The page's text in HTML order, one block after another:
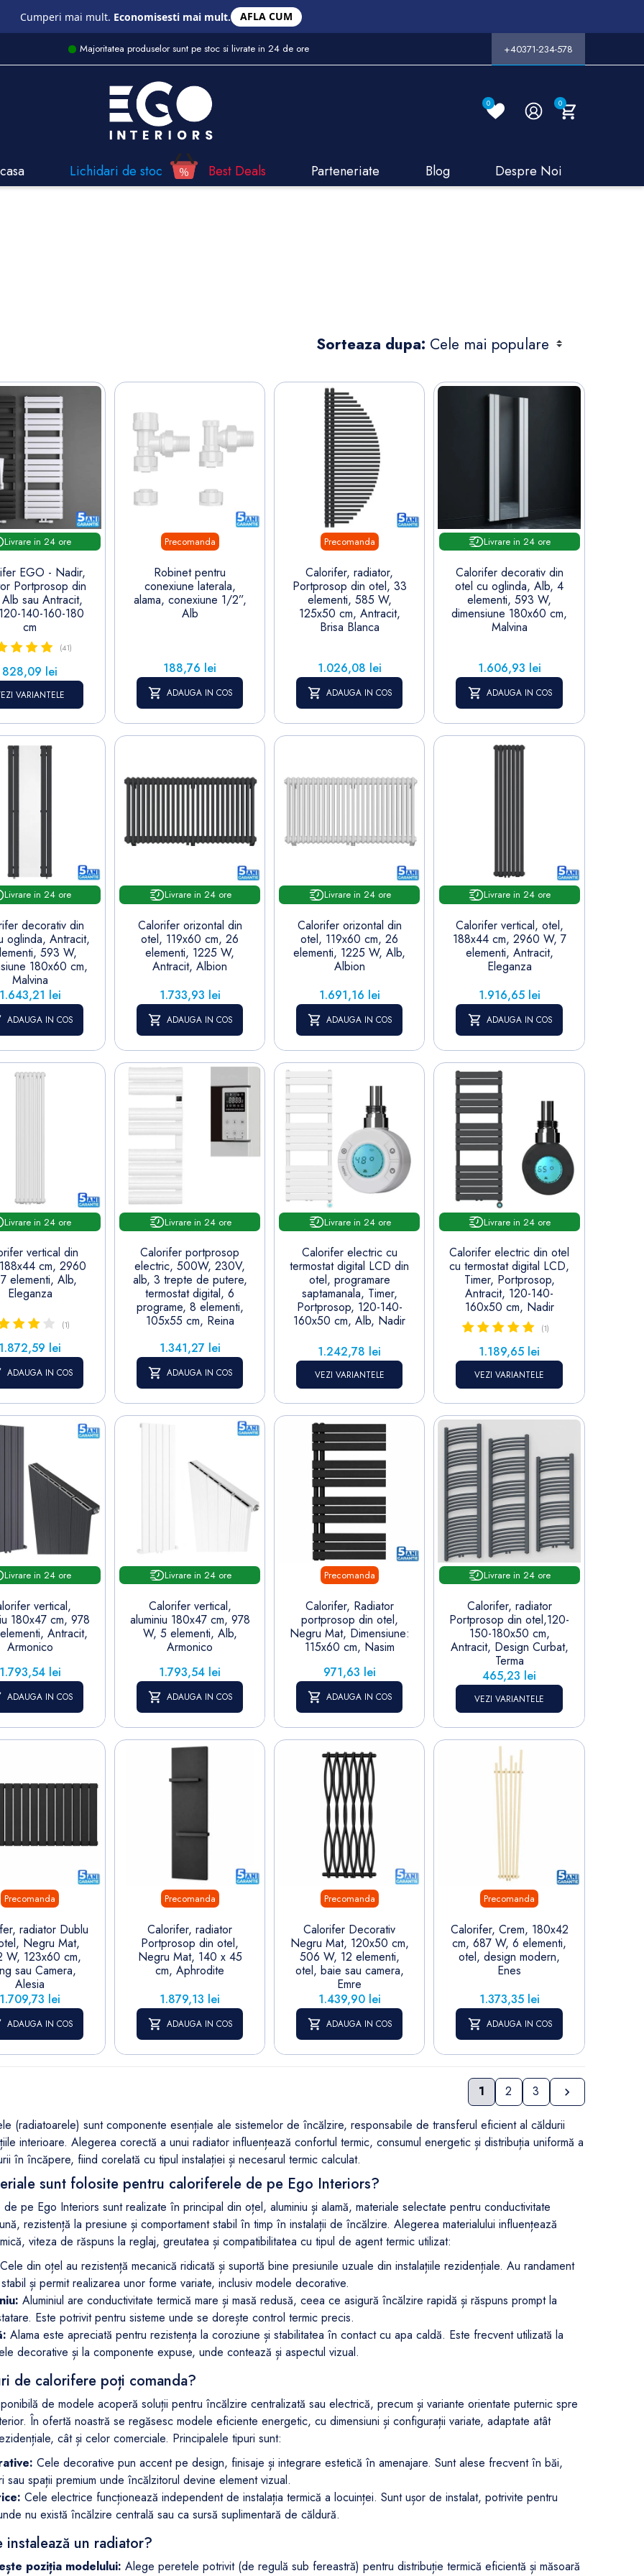
Cumperi mai mult. Economisesti mai mult. AFLA CUM
Majoritatea produselor sunt pe stoc si livrate in 24 de ore +40371-234-578
0 0
Lichidari de stoc Best Deals Parteneriate Blog Despre Noi
Sorteaza dupa:
Livrare in 24 ore
EGO - Nadir,
Portprosop din
sau Antracit,
140-160-180
cm
(41)
Pret
828,09 lei
VARIANTELE
Precomanda
Robinet pentru
conexiune laterala,
alama, conexiune 1/2”,
Alb
Pret
188,76 lei
ADAUGA IN COS
Precomanda
Calorifer, radiator,
Portprosop din otel, 33
elementi, 585 W,
125x50 cm, Antracit,
Brisa Blanca
Pret
1.026,08 lei
ADAUGA IN COS
Livrare in 24 ore
Calorifer decorativ din
otel cu oglinda, Alb, 4
elementi, 593 W,
dimensiune 180x60 cm,
Malvina
Pret
1.606,93 lei
ADAUGA IN COS
Livrare in 24 ore
decorativ din
oglinda, Antracit,
593 W,
180x60 cm,
Malvina
lei
ADAUGA IN COS
Livrare in 24 ore
Calorifer orizontal din
otel, 119x60 cm, 26
elementi, 1225 W,
Antracit, Albion
Pret
1.733,93 lei
ADAUGA IN COS
Livrare in 24 ore
Calorifer orizontal din
otel, 119x60 cm, 26
elementi, 1225 W, Alb,
Albion
Pret
1.691,16 lei
ADAUGA IN COS
Livrare in 24 ore
Calorifer vertical, otel,
188x44 cm, 2960 W, 7
elementi, Antracit,
Eleganza
Pret
1.916,65 lei
ADAUGA IN COS
Livrare in 24 ore
vertical din
cm, 2960
elementi, Alb,
Eleganza
(1)
lei
ADAUGA IN COS
Livrare in 24 ore
Calorifer portprosop
electric, 500W, 230V,
alb, 3 trepte de putere,
termostat digital, 6
programe, 8 elementi,
105x55 cm, Reina
Pret
1.341,27 lei
ADAUGA IN COS
Livrare in 24 ore
Calorifer electric cu
termostat digital LCD din
otel, programare
saptamanala, Timer,
Portprosop, 120-140-
160x50 cm, Alb, Nadir
Pret
1.242,78 lei
VEZI VARIANTELE
Livrare in 24 ore
Calorifer electric din otel
cu termostat digital LCD,
Timer, Portprosop,
Antracit, 120-140-
160x50 cm, Nadir
(1)
Pret
1.189,65 lei
VEZI VARIANTELE
Livrare in 24 ore
vertical,
180x47 cm, 978
Antracit,
Armonico
lei
ADAUGA IN COS
Livrare in 24 ore
Calorifer vertical,
aluminiu 180x47 cm, 978
W, 5 elementi, Alb,
Armonico
Pret
1.793,54 lei
ADAUGA IN COS
Precomanda
Calorifer, Radiator
portprosop din otel,
Negru Mat, Dimensiune:
115x60 cm, Nasim
Pret
971,63 lei
ADAUGA IN COS
Livrare in 24 ore
Calorifer, radiator
Portprosop din otel,120-
150-180x50 cm,
Antracit, Design Curbat,
Terma
Pret
465,23 lei
VEZI VARIANTELE
Precomanda
radiator Dublu
Negru Mat,
W, 123x60 cm,
sau Camera,
Alesia
1.709,73 lei
ADAUGA IN COS
Precomanda
Calorifer, radiator
Portprosop din otel,
Negru Mat, 140 x 45
cm, Aphrodite
Pret
1.879,13 lei
ADAUGA IN COS
Precomanda
Calorifer Decorativ
Negru Mat, 120x50 cm,
506 W, 12 elementi,
otel, baie sau camera,
Emre
Pret
1.439,90 lei
ADAUGA IN COS
Precomanda
Calorifer, Crem, 180x42
cm, 687 W, 6 elementi,
otel, design modern,
Enes
Pret
1.373,35 lei
ADAUGA IN COS
1 2 3 Urmatorul

(radiatoarele) sunt componente esențiale ale sistemelor de încălzire, responsabile de transferul eficient al căldurii
interioare. Alegerea corectă a unui radiator influențează confortul termic, consumul energetic și distribuția uniformă a
în încăpere, fiind corelată cu tipul instalației și necesarul termic calculat.
sunt folosite pentru caloriferele de pe Ego Interiors?
pe Ego Interiors sunt realizate în principal din oțel, aluminiu și alamă, materiale selectate pentru conductivitate
rezistență la presiune și comportament stabil în timp în instalații de încălzire. Alegerea materialului influențează
viteza de răspuns la reglaj, greutatea și compatibilitatea cu tipul de agent termic utilizat:
din oțel au rezistență mecanică ridicată și suportă bine presiunile uzuale din instalațiile rezidențiale. Au randament
și permit realizarea unor forme variate, inclusiv modele decorative.
Aluminiul are conductivitate termică mare și masă redusă, ceea ce asigură încălzire rapidă și răspuns prompt la
Este potrivit pentru sisteme unde se dorește control termic precis.
Alama este apreciată pentru rezistența la coroziune și stabilitatea în contact cu apa caldă. Este frecvent utilizată la
decorative și la componente expuse, unde contează și aspectul vizual.
de calorifere poți comanda?
de modele acoperă soluții pentru încălzire centralizată sau electrică, precum și variante orientate puternic spre
În ofertă noastră se regăsesc modele eficiente energetic, cu dimensiuni și configurații variate, adaptate atât
cât și celor comerciale. Principalele tipuri sunt:
Cele decorative pun accent pe design, finisaje și integrare estetică în amenajare. Sunt alese frecvent în băi,
sau spații premium unde încălzitorul devine element vizual.
Cele electrice funcționează independent de instalația termică a locuinței. Sunt ușor de instalat, potrivite pentru
nu există încălzire centrală sau ca sursă suplimentară de căldură.
instalează un radiator?
poziția modelului: Alege peretele potrivit (de regulă sub fereastră) pentru distribuție termică eficientă și măsoară